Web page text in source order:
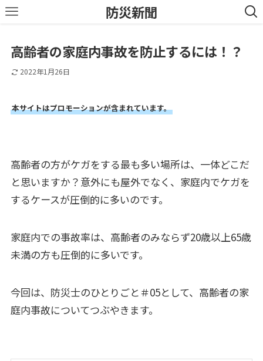
防災新聞
高齢者の家庭内事故を防止するには！？
2022年1月26日
本サイトはプロモーションが含まれています。
高齢者の方がケガをする最も多い場所は、一体どこだ
と思いますか？意外にも屋外でなく、家庭内でケガを
するケースが圧倒的に多いのです。
家庭内での事故率は、高齢者のみならず20歳以上65歳
未満の方も圧倒的に多いです。
今回は、防災士のひとりごと＃05として、高齢者の家
庭内事故についてつぶやきます。